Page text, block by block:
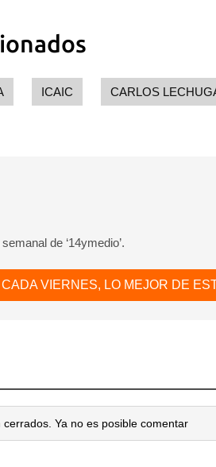
ICAIC CARLOS
de ‘14ymedio’.
CADA VIERNES, LO MEJOR DE
Ya no es posible comentar